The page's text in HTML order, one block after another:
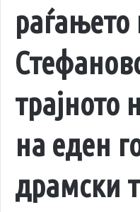
раѓањето
трајното
на еден
драмски